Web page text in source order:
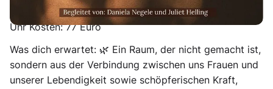
Adresse folgt nach Anmeldung)Uhrzeit:14:00–20:00
UhrKosten:77 Euro
Was dich erwartet: 🌿 Ein Raum, der nicht gemacht ist,
sondern aus der Verbindung zwischen uns Frauen und
unserer Lebendigkeit sowie schöpferischen Kraft,